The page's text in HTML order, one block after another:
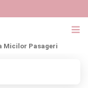
Micilor Pasageri